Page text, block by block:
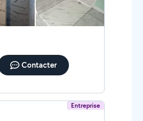
Contacter
Entreprise